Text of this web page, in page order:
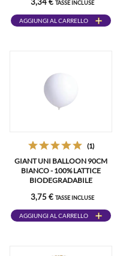
TASSE INCLUSE
AGGIUNGI AL CARRELLO
(1)
GIANT UNI BALLOON 90CM
BIANCO - 100% LATTICE
BIODEGRADABILE
3,75 € TASSE INCLUSE
AGGIUNGI AL CARRELLO